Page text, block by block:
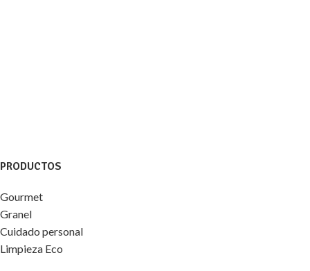
PRODUCTOS
Gourmet
Granel
Cuidado personal
Limpieza Eco